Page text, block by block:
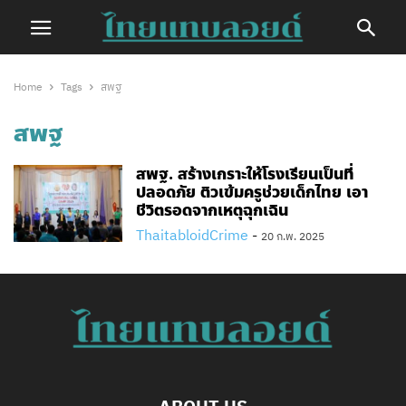
Home Tags สพฐ
สพฐ
สพฐ. สร้างเกราะให้โรงเรียนเป็นที่
ปลอดภัย ติวเข้มครูช่วยเด็กไทย เอา
ชีวิตรอดจากเหตุฉุกเฉิน
ThaitabloidCrime - 20 ก.พ. 2025